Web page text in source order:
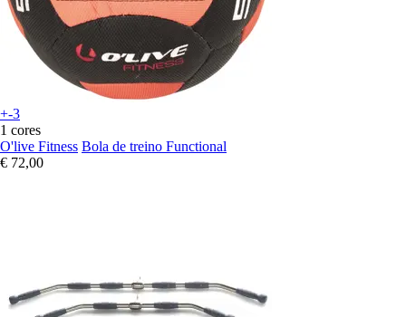
+-3
1 cores
O'live Fitness Bola de treino Functional
€ 72,00